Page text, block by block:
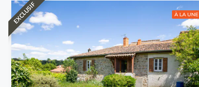
À LA UNE
EXCLUSIF